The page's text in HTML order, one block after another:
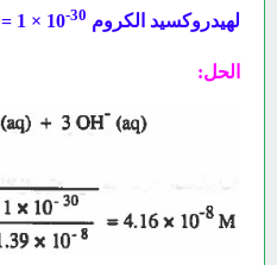
لهيدروکسید الكروم K
= 1 × 10-30
الحل: